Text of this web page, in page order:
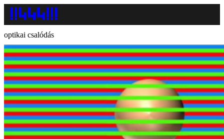
optikai csalódás